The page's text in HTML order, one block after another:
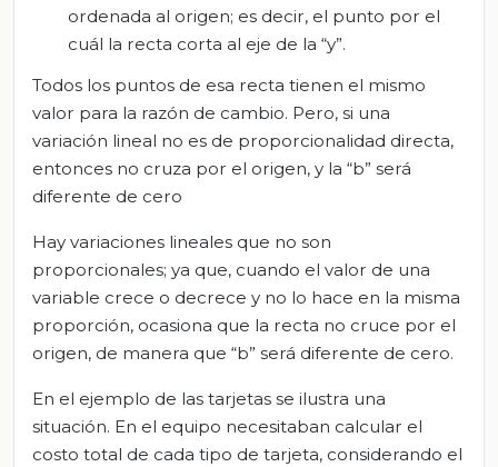
ordenada al origen; es decir, el punto por el
cuál la recta corta al eje de la “y”.
Todos los puntos de esa recta tienen el mismo
valor para la razón de cambio. Pero, si una
variación lineal no es de proporcionalidad directa,
entonces no cruza por el origen, y la “b” será
diferente de cero
Hay variaciones lineales que no son
proporcionales; ya que, cuando el valor de una
variable crece o decrece y no lo hace en la misma
proporción, ocasiona que la recta no cruce por el
origen, de manera que “b” será diferente de cero.
En el ejemplo de las tarjetas se ilustra una
situación. En el equipo necesitaban calcular el
costo total de cada tipo de tarjeta, considerando el